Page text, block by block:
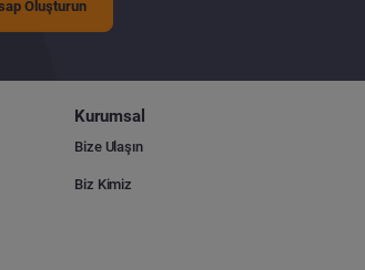
Oluşturun
Kurumsal
Bize Ulaşın
Biz Kimiz